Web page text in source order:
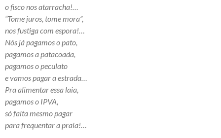
o fisco nos atarracha!…
“Tome juros, tome mora”,
nos fustiga com espora!…
Nós já pagamos o pato,
pagamos a patacoada,
pagamos o peculato
e vamos pagar a estrada…
Pra alimentar essa laia,
pagamos o IPVA,
só falta mesmo pagar
para frequentar a praia!…